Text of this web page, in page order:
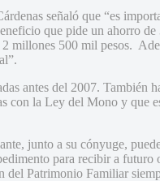
señaló que “es
que pide un ahorro
millones 500 mil pesos.
antes del 2007. También
con la Ley del Mono y que
junto a su cónyuge,
para recibir a futuro
Patrimonio Familiar